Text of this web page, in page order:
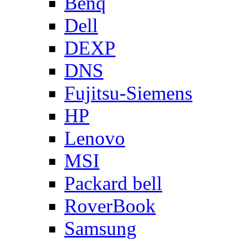
Dell
DEXP
DNS
Fujitsu-Siemens
HP
Lenovo
MSI
Packard bell
RoverBook
Samsung